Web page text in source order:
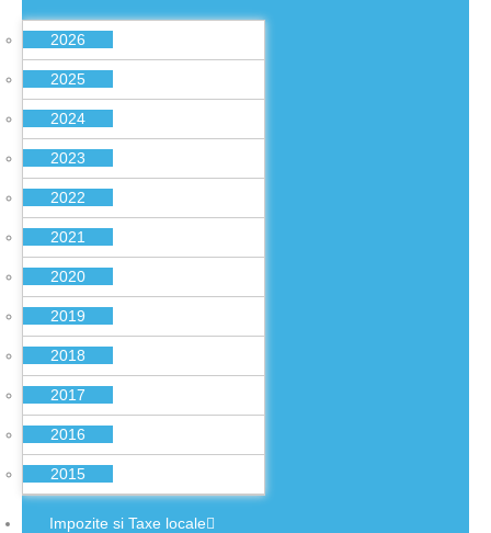
2026
2025
2024
2023
2022
2021
2020
2019
2018
2017
2016
2015
Impozite si Taxe locale